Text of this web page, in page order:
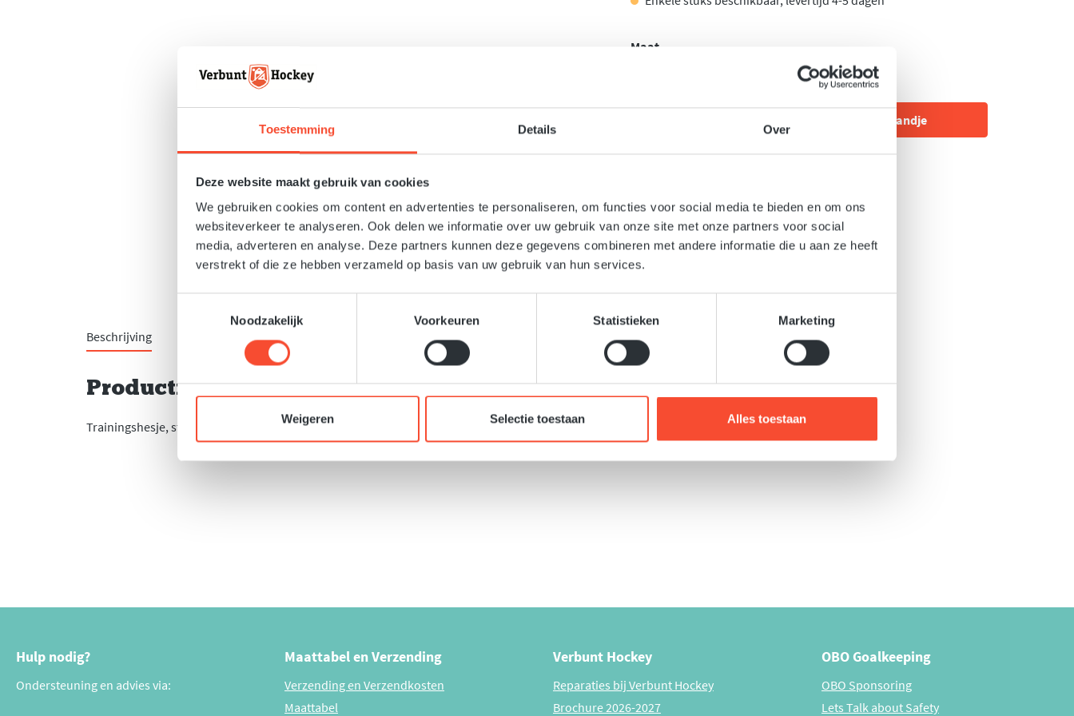
Toestemming Details Over
Deze website maakt gebruik van cookies
We gebruiken cookies om content en advertenties te personaliseren, om functies voor social media te bieden en om ons
websiteverkeer te analyseren. Ook delen we informatie over uw gebruik van onze site met onze partners voor social
media, adverteren en analyse. Deze partners kunnen deze gegevens combineren met andere informatie die u aan ze heeft
verstrekt of die ze hebben verzameld op basis van uw gebruik van hun services.
Noodzakelijk
Voorkeuren Statistieken Marketing
Weigeren Selectie toestaan Alles toestaan
Selecteer
Maat
Producthoeveelheid: Voer de gewenste hoeveelheid
In het winkelmandje
Toevoegen aan verlanglijst
Beschrijving
Productinformatie "VH Trainingshes 1t/m15 orange"
Trainingshesje, stevig slijtvast materiaal dat prima bedrukt kan worden. 15 stuks, genummerd 1 t/m 15. Ideaal voor de selectie trainingen.
Hulp nodig?
Ondersteuning en advies via:
Maattabel en Verzending
Verzending en Verzendkosten
Maattabel
Verbunt Hockey
Reparaties bij Verbunt Hockey
Brochure 2026-2027
OBO Goalkeeping
OBO Sponsoring
Lets Talk about Safety